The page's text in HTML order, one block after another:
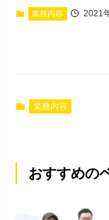
業務内容 2021
業務内容
おすすめの